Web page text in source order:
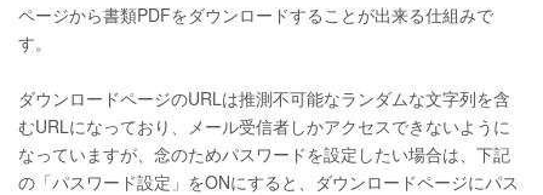
ページから書類PDFをダウンロードすることが出来る仕組みで
す。
ダウンロードページのURLは推測不可能なランダムな文字列を含
むURLになっており、メール受信者しかアクセスできないように
なっていますが、念のためパスワードを設定したい場合は、下記
の「パスワード設定」をONにすると、ダウンロードページにパス